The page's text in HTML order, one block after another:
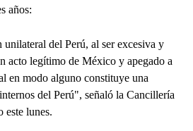
años:
del Perú, al ser excesiva y
acto legítimo de México y apegado a
en modo alguno constituye una
del Perú", señaló la Cancillería
este lunes.